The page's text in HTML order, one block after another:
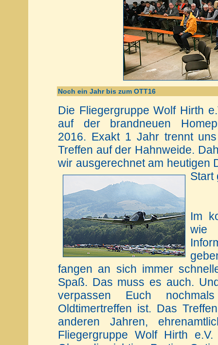
Noch ein Jahr bis zum OTT16
Die Fliegergruppe Wolf Hirth
auf der brandneuen
2016. Exakt 1 Jahr trennt
Treffen auf der Hahnweide.
wir ausgerechnet am heutigen
Start
Im
fangen an sich immer
Spaß. Das muss es auch.
verpassen Euch
Oldtimertreffen ist. Das
anderen Jahren,
Fliegergruppe Wolf Hirth